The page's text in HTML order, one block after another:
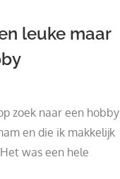
leuke maar
zoek naar een hobby
en die ik makkelijk
was een hele